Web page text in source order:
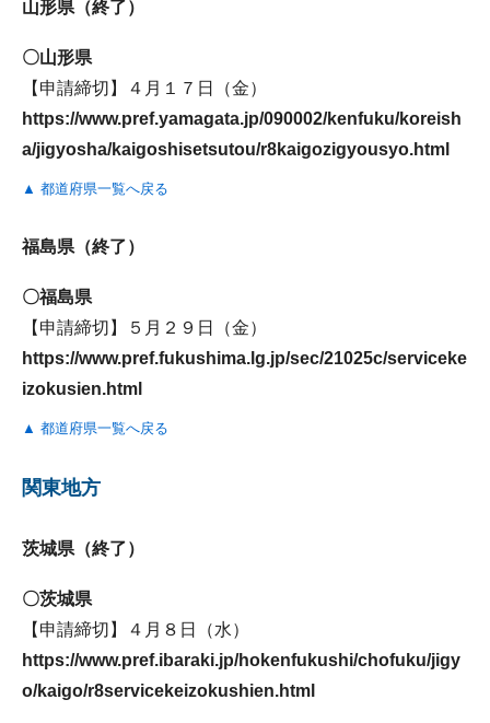
山形県（終了）
〇山形県
【申請締切】４月１７日（金）
https://www.pref.yamagata.jp/090002/kenfuku/koreish
a/jigyosha/kaigoshisetsutou/r8kaigozigyousyo.html
▲ 都道府県一覧へ戻る
福島県（終了）
〇福島県
【申請締切】５月２９日（金）
https://www.pref.fukushima.lg.jp/sec/21025c/serviceke
izokusien.html
▲ 都道府県一覧へ戻る
関東地方
茨城県（終了）
〇茨城県
【申請締切】４月８日（水）
https://www.pref.ibaraki.jp/hokenfukushi/chofuku/jigy
o/kaigo/r8servicekeizokushien.html